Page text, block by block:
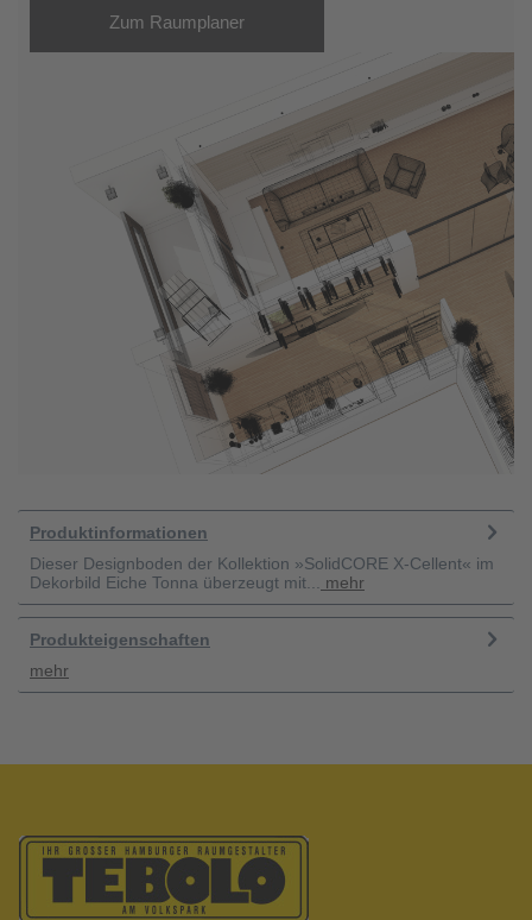
Zum Raumplaner
Produktinformationen
Dieser Designboden der Kollektion »SolidCORE X-Cellent« im
Dekorbild Eiche Tonna überzeugt mit...
mehr
Produkteigenschaften
mehr